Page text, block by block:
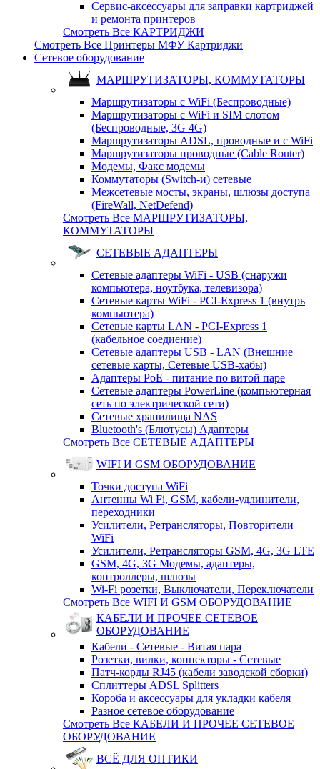
Сервис-аксессуары для заправки картриджей
и ремонта принтеров
Смотреть Все КАРТРИДЖИ
Смотреть Все Принтеры МФУ Картриджи
Сетевое оборудование
МАРШРУТИЗАТОРЫ, КОММУТАТОРЫ
Маршрутизаторы с WiFi (Беспроводные)
Маршрутизаторы с WiFi и SIM слотом
(Беспроводные, 3G 4G)
Маршрутизаторы ADSL, проводные и с WiFi
Маршрутизаторы проводные (Cable Router)
Модемы, Факс модемы
Коммутаторы (Switch-и) сетевые
Межсетевые мосты, экраны, шлюзы доступа
(FireWall, NetDefend)
Смотреть Все МАРШРУТИЗАТОРЫ,
КОММУТАТОРЫ
СЕТЕВЫЕ АДАПТЕРЫ
Сетевые адаптеры WiFi - USB (снаружи
компьютера, ноутбука, телевизора)
Сетевые карты WiFi - PCI-Express 1 (внутрь
компьютера)
Сетевые карты LAN - PCI-Express 1
(кабельное соедиение)
Сетевые адаптеры USB - LAN (Внешние
сетевые карты, Сетевые USB-хабы)
Адаптеры PoE - питание по витой паре
Сетевые адаптеры PowerLine (компьютерная
сеть по электрической сети)
Сетевые хранилища NAS
Bluetooth's (Блютусы) Адаптеры
Смотреть Все СЕТЕВЫЕ АДАПТЕРЫ
WIFI И GSM ОБОРУДОВАНИЕ
Точки доступа WiFi
Антенны Wi Fi, GSM, кабели-удлинители,
переходники
Усилители, Ретрансляторы, Повторители
WiFi
Усилители, Ретрансляторы GSM, 4G, 3G LTE
GSM, 4G, 3G Модемы, адаптеры,
контроллеры, шлюзы
Wi-Fi розетки, Выключатели, Переключатели
Смотреть Все WIFI И GSM ОБОРУДОВАНИЕ
КАБЕЛИ И ПРОЧЕЕ СЕТЕВОЕ
ОБОРУДОВАНИЕ
Кабели - Сетевые - Витая пара
Розетки, вилки, коннекторы - Сетевые
Патч-корды RJ45 (кабели заводской сборки)
Сплиттеры ADSL Splitters
Короба и аксессуары для укладки кабеля
Разное сетевое оборудование
Смотреть Все КАБЕЛИ И ПРОЧЕЕ СЕТЕВОЕ
ОБОРУДОВАНИЕ
ВСЁ ДЛЯ ОПТИКИ